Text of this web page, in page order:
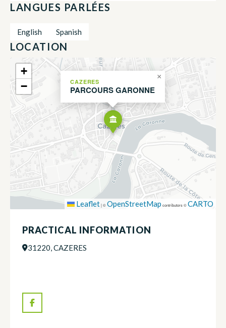
LANGUES PARLÉES
English Spanish
LOCATION
CAZERES
PARCOURS GARONNE
×
+
−
Leaflet|©OpenStreetMap contributors ©CARTO
PRACTICAL INFORMATION
31220, CAZERES